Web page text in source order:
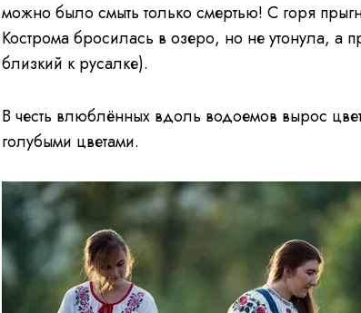
можно было смыть только смертью! С горя
Кострома бросилась в озеро, но не утонула, а
близкий к русалке).
В честь влюблённых вдоль водоемов вырос
голубыми цветами.